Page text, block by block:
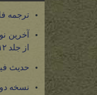
ترجمه فارسی ۴۰ صفحه از
آخرین
از جلد ۱۲ تاریخ سرزمین میانه
حدیث
نسخه